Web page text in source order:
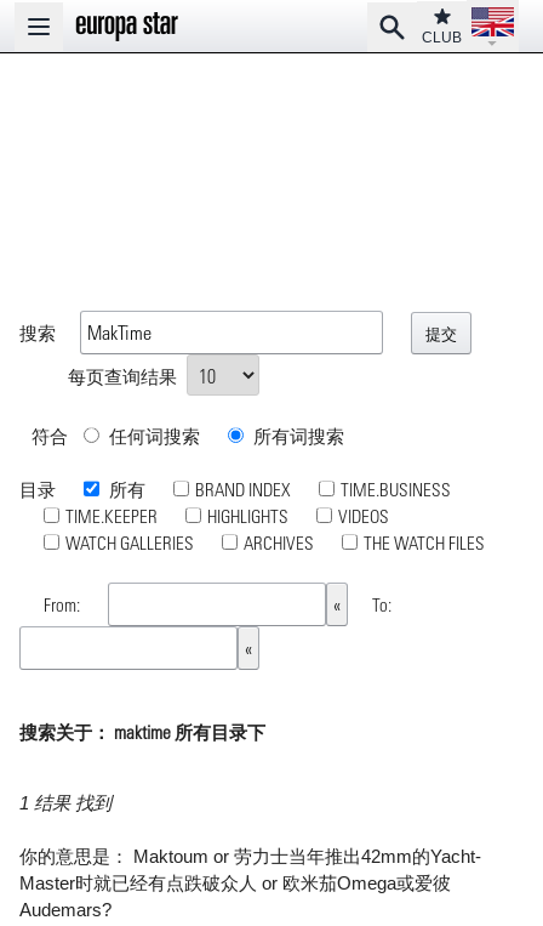
Open main menu
SearchClub
CLUB
Open
搜索
每页查询结果
符合 任何词搜索 所有词搜索
目录 所有 BRAND INDEX
TIME.BUSINESS
TIME.KEEPER
HIGHLIGHTS
VIDEOS
WATCH GALLERIES
ARCHIVES THE WATCH FILES
From: To:
搜索关于： maktime 所有目录下
1 结果 找到
你的意思是： Maktoum or 劳力士当年推出42mm的Yacht-
Master时就已经有点跌破众人 or 欧米茄Omega或爱彼
Audemars?